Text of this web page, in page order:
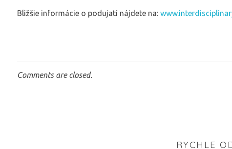
Bližšie informácie o podujatí nájdete na:
Comments are closed.
RYCHLE